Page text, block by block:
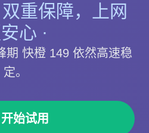
重保障，上网
心 ·
期 快橙 149 依然高速稳
定。
开始试用